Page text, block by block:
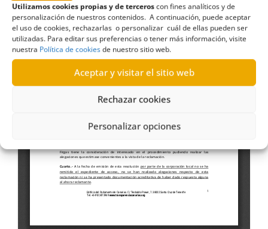
Utilizamos cookies propias y de terceroscon fines analíticos y de
personalización de nuestros contenidos. A continuación, puede aceptar
el uso de cookies, rechazarlas o personalizar cuál de ellas pueden ser
utilizadas. Para editar sus preferencias o tener más información, visite
nuestra Política de cookiesde nuestro sitio web.
Aceptar y visitar el sitio web
Rechazar cookies
Personalizar opciones